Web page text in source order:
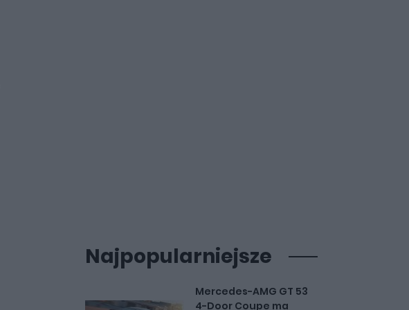
Najpopularniejsze
Mercedes-AMG GT 53
4-Door Coupe ma